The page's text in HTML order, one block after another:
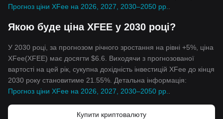
Прогноз ціни XFee на 2026, 2027, 2030–2050 рр.
Якою буде ціна XFEE у 2030 році?
У 2030 році, за прогнозом річного зростання на рівні +5%, ціна
XFee(XFEE) має досягти $6.6. Виходячи з прогнозованої
вартості на цей рік, сукупна дохідність інвестицій XFee до кінця
2030 року становитиме 21.55%. Детальна інформація:
Прогноз ціни XFee на 2026, 2027, 2030–2050 рр.
Купити криптовалюту